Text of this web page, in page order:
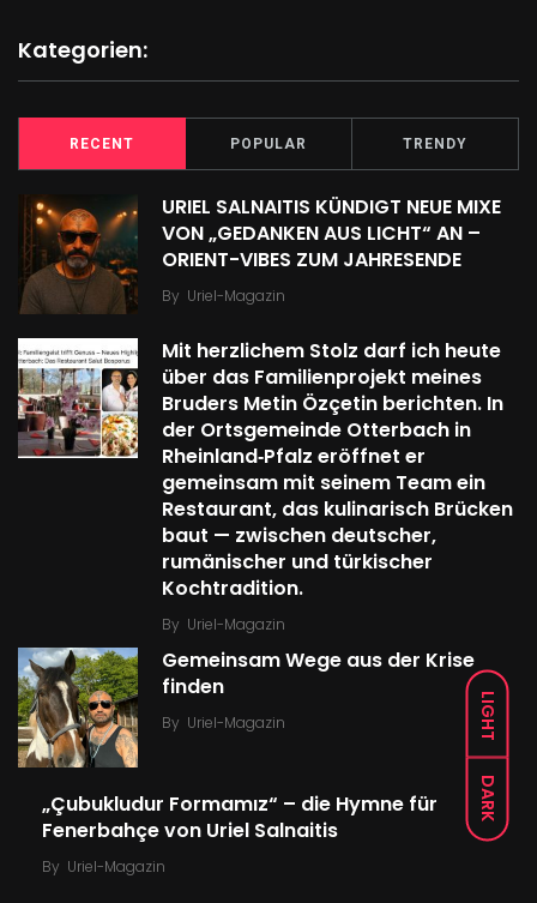
LIGHT
DARK
Kategorien:
RECENT POPULAR TRENDY
URIEL SALNAITIS KÜNDIGT NEUE MIXE
VON „GEDANKEN AUS LICHT“ AN –
ORIENT-VIBES ZUM JAHRESENDE
By Uriel-Magazin
Mit herzlichem Stolz darf ich heute
über das Familien­projekt meines
Bruders Metin Özçetin berichten. In
der Ortsgemeinde Otterbach in
Rheinland‑Pfalz eröffnet er
gemeinsam mit seinem Team ein
Restaurant, das kulinarisch Brücken
baut — zwischen deutscher,
rumänischer und türkischer
Kochtradition.
By Uriel-Magazin
Gemeinsam Wege aus der Krise
finden
By Uriel-Magazin
„Çubukludur Formamız“ – die Hymne für
Fenerbahçe von Uriel Salnaitis
By Uriel-Magazin